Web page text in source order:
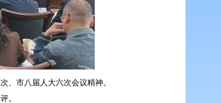
、市八届人大六次会议精神。
。